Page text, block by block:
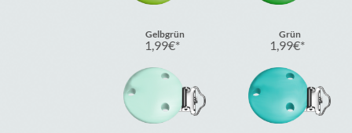
Gelbgrün
1,99€
Grün
1,99€